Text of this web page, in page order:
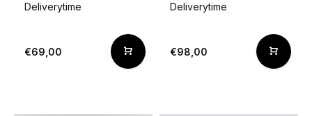
Deliverytime
€69,00
Deliverytime
€98,00